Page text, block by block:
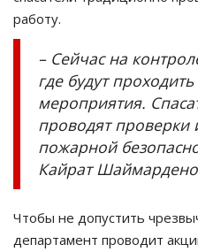
работу.
– Сейчас на
где будут
мероприятия.
проводят проверки
пожарной
Кайрат
Чтобы не допустить
департамент проводит